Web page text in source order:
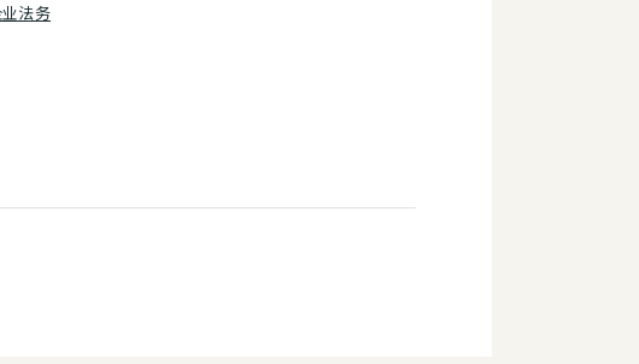
法务